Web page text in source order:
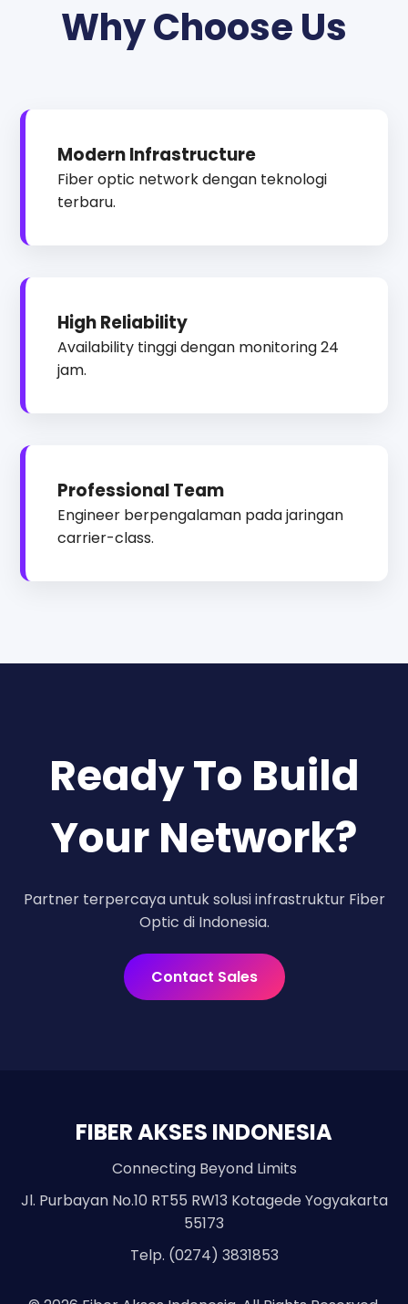
Why Choose Us
Modern Infrastructure
Fiber optic network dengan teknologi
terbaru.
High Reliability
Availability tinggi dengan monitoring 24
jam.
Professional Team
Engineer berpengalaman pada jaringan
carrier-class.
Ready To Build
Your Network?
Partner terpercaya untuk solusi infrastruktur Fiber
Optic di Indonesia.
Contact Sales
FIBER AKSES INDONESIA
Connecting Beyond Limits
Jl. Purbayan No.10 RT55 RW13 Kotagede Yogyakarta
55173
Telp. (0274) 3831853